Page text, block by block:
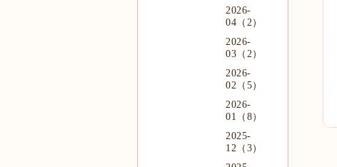
2026-
04（2）
2026-
03（2）
2026-
02（5）
2026-
01（8）
2025-
12（3）